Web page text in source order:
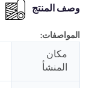
وصف المنتج
المواصفات:
مكان
المنشأ